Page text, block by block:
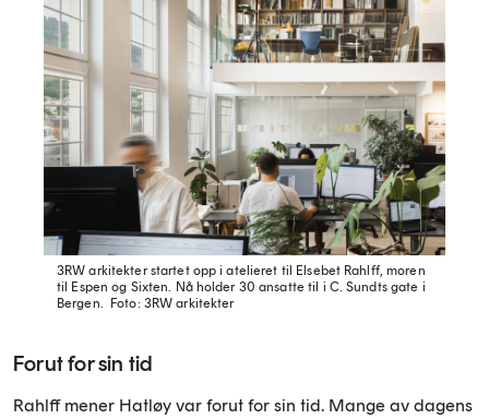
3RW arkitekter startet opp i atelieret til Elsebet Rahlff, moren
til Espen og Sixten. Nå holder 30 ansatte til i C. Sundts gate i
Bergen.
Foto: 3RW arkitekter
Forut for sin tid
Rahlff mener Hatløy var forut for sin tid. Mange av dagens